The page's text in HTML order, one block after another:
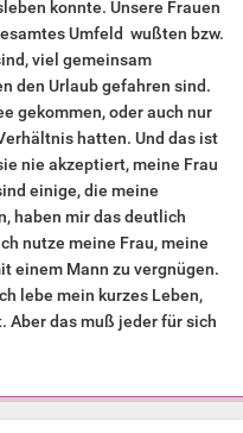
konnte. Unsere Frauen
Umfeld wußten bzw.
viel gemeinsam
den Urlaub gefahren sind.
gekommen, oder auch nur
hatten. Und das ist
nie akzeptiert, meine Frau
einige, die meine
haben mir das deutlich
nutze meine Frau, meine
einem Mann zu vergnügen.
lebe mein kurzes Leben,
Aber das muß jeder für sich